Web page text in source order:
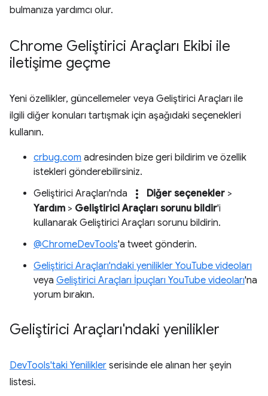
bulmanıza yardımcı olur.
Chrome Geliştirici Araçları Ekibi ile
iletişime geçme
Yeni özellikler, güncellemeler veya Geliştirici Araçları ile
ilgili diğer konuları tartışmak için aşağıdaki seçenekleri
kullanın.
crbug.com adresinden bize geri bildirim ve özellik
istekleri gönderebilirsiniz.
Geliştirici Araçları'nda
more_vert Diğer seçenekler >
Yardım > Geliştirici Araçları sorunu bildir'i
kullanarak Geliştirici Araçları sorunu bildirin.
@ChromeDevTools'a tweet gönderin.
Geliştirici Araçları'ndaki yenilikler YouTube videoları
veya Geliştirici Araçları İpuçları YouTube videoları'na
yorum bırakın.
Geliştirici Araçları'ndaki yenilikler
DevTools'taki Yenilikler serisinde ele alınan her şeyin
listesi.